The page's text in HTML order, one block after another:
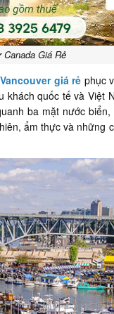
Giá Rẻ
giá rẻ phục
quốc tế và Việt
ba mặt nước
ẩm thực và những